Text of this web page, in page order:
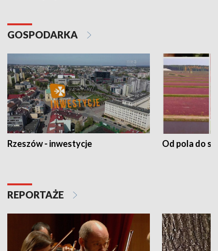
GOSPODARKA
Rzeszów - inwestycje Od pola do
REPORTAŻE